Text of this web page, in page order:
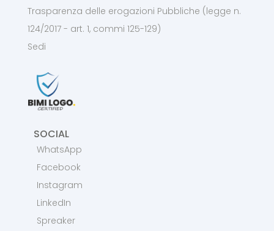
Trasparenza delle erogazioni Pubbliche (legge n.
124/2017 - art. 1, commi 125-129)
Sedi
SOCIAL
WhatsApp
Facebook
Instagram
LinkedIn
Spreaker